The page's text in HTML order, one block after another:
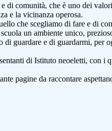
comunità, che è uno dei
e la vicinanza operosa.
che scegliamo di fare e di
un ambiente unico,
e di guardarmi, per
di Istituto neoeletti, con i
pagine da raccontare